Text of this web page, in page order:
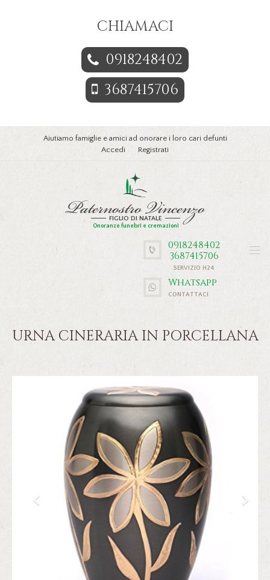
CHIAMACI
0918248402
3687415706
Aiutiamo famiglie e amici ad onorare i loro cari defunti
Accedi
Registrati
Paternostro Vincenzo
FIGLIO DI NATALE
Onoranze funebri e cremazioni
0918248402
3687415706
SERVIZIO H24
Whatsapp
CONTATTACI
URNA CINERARIA IN PORCELLANA